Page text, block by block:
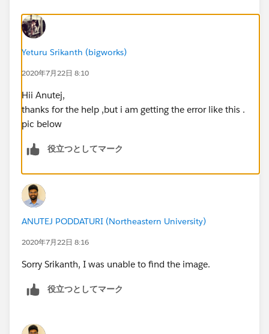
{
opp.StageName = 'Closed Lost' ;
for (Account acct :conlist)
opp.AccountID =
}
update updateList ;
}
// Logic to be Executed at finish
}
Yeturu Srikanth (bigworks)
2020年7月22日 8:10
Hii Anutej,
thanks for the help ,but i am getting the error like this .
pic below
役立つとしてマーク
ANUTEJ PODDATURI (Northeastern University)
2020年7月22日 8:16
Sorry Srikanth, I was unable to find the image.
役立つとしてマーク